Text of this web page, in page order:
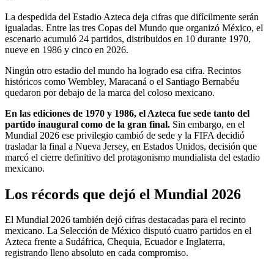
La despedida del Estadio Azteca deja cifras que difícilmente serán
igualadas. Entre las tres Copas del Mundo que organizó México, el
escenario acumuló 24 partidos, distribuidos en 10 durante 1970,
nueve en 1986 y cinco en 2026.
Ningún otro estadio del mundo ha logrado esa cifra. Recintos
históricos como Wembley, Maracaná o el Santiago Bernabéu
quedaron por debajo de la marca del coloso mexicano.
En las ediciones de 1970 y 1986, el Azteca fue sede tanto del
partido inaugural como de la gran final. Sin embargo, en el
Mundial 2026 ese privilegio cambió de sede y la FIFA decidió
trasladar la final a Nueva Jersey, en Estados Unidos, decisión que
marcó el cierre definitivo del protagonismo mundialista del estadio
mexicano.
Los récords que dejó el Mundial 2026
El Mundial 2026 también dejó cifras destacadas para el recinto
mexicano. La Selección de México disputó cuatro partidos en el
Azteca frente a Sudáfrica, Chequia, Ecuador e Inglaterra,
registrando lleno absoluto en cada compromiso.